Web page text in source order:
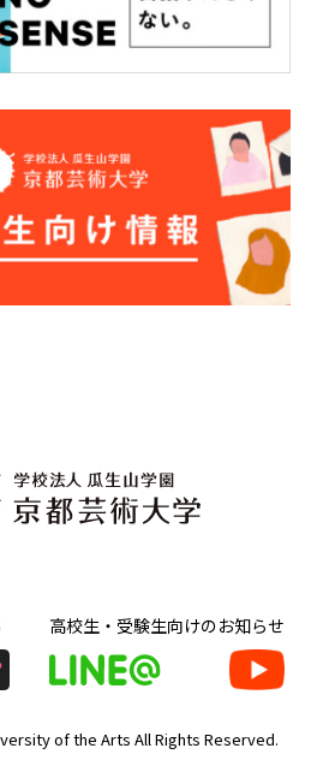
高校生・受験生向けのお知らせ
of the Arts All Rights Reserved.